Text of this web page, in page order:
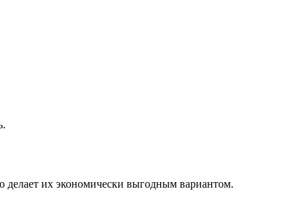
их экономически выгодным вариантом.